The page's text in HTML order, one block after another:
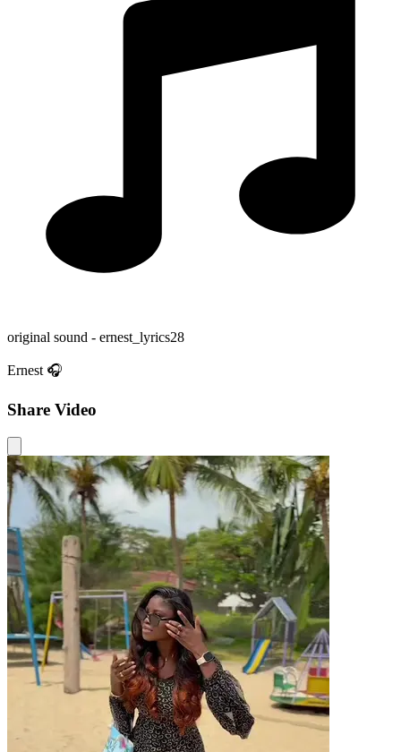
original sound - ernest_lyrics28
Ernest 🎧
Share Video